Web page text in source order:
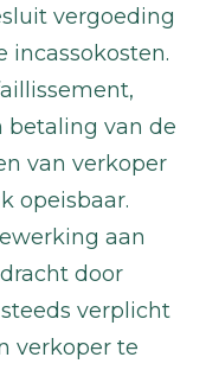
vergoeding
incassokosten.
betaling van de
van verkoper
opeisbaar.
aan
door
verplicht
verkoper te